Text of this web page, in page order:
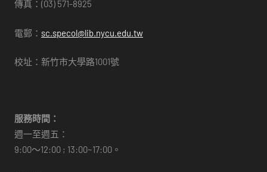
傳真：(03) 571-8925
電郵： sc.specol@lib.nycu.edu.tw
校址：新竹市大學路1001號
服務時間：
週一至週五：
9:00～12:00 ; 13:00~17:00。